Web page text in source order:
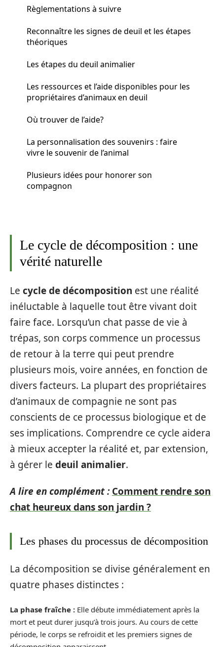
Règlementations à suivre
Reconnaître les signes de deuil et les étapes
théoriques
Les étapes du deuil animalier
Les ressources et l’aide disponibles pour les
propriétaires d’animaux en deuil
Où trouver de l’aide?
La personnalisation des souvenirs : faire
vivre le souvenir de l’animal
Plusieurs idées pour honorer son
compagnon
Le cycle de décomposition : une
vérité naturelle
Le cycle de décomposition est une réalité
inéluctable à laquelle tout être vivant doit
faire face. Lorsqu’un chat passe de vie à
trépas, son corps commence un processus
de retour à la terre qui peut prendre
plusieurs mois, voire années, en fonction de
divers facteurs. La plupart des propriétaires
d’animaux de compagnie ne sont pas
conscients de ce processus biologique et de
ses implications. Comprendre ce cycle aidera
à mieux accepter la réalité et, par extension,
à gérer le deuil animalier.
A lire en complément : Comment rendre son
chat heureux dans son jardin ?
Les phases du processus de décomposition
La décomposition se divise généralement en
quatre phases distinctes :
La phase fraîche : Elle débute immédiatement après la
mort et peut durer jusqu’à trois jours. Au cours de cette
période, le corps se refroidit et les premiers signes de